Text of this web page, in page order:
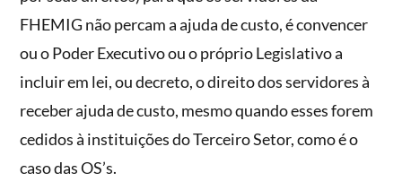
FHEMIG não percam a ajuda de custo, é convencer
ou o Poder Executivo ou o próprio Legislativo a
incluir em lei, ou decreto, o direito dos servidores à
receber ajuda de custo, mesmo quando esses forem
cedidos à instituições do Terceiro Setor, como é o
caso das OS’s.